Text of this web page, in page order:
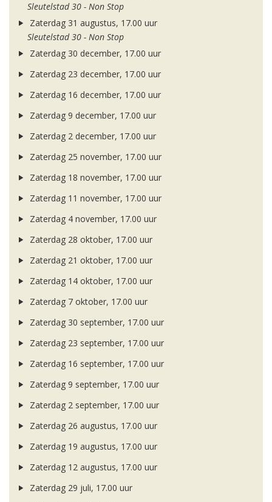
Sleutelstad 30 - Non Stop
Zaterdag 31 augustus, 17.00 uur
Sleutelstad 30 - Non Stop
Zaterdag 30 december, 17.00 uur
Zaterdag 23 december, 17.00 uur
Zaterdag 16 december, 17.00 uur
Zaterdag 9 december, 17.00 uur
Zaterdag 2 december, 17.00 uur
Zaterdag 25 november, 17.00 uur
Zaterdag 18 november, 17.00 uur
Zaterdag 11 november, 17.00 uur
Zaterdag 4 november, 17.00 uur
Zaterdag 28 oktober, 17.00 uur
Zaterdag 21 oktober, 17.00 uur
Zaterdag 14 oktober, 17.00 uur
Zaterdag 7 oktober, 17.00 uur
Zaterdag 30 september, 17.00 uur
Zaterdag 23 september, 17.00 uur
Zaterdag 16 september, 17.00 uur
Zaterdag 9 september, 17.00 uur
Zaterdag 2 september, 17.00 uur
Zaterdag 26 augustus, 17.00 uur
Zaterdag 19 augustus, 17.00 uur
Zaterdag 12 augustus, 17.00 uur
Zaterdag 29 juli, 17.00 uur